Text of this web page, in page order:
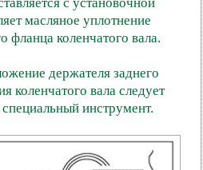
масляное уплотнение
фланца коленчатого вала.
держателя заднего
коленчатого вала следует
инструмент.